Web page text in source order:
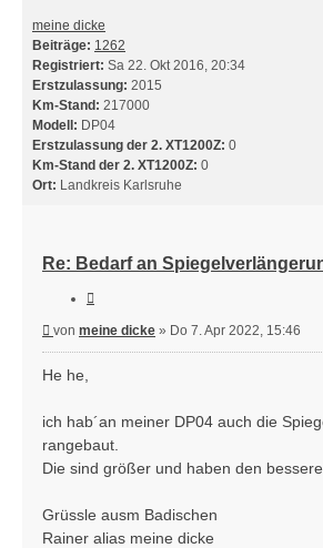
meine dicke
Beiträge: 1262
Registriert: Sa 22. Okt 2016, 20:34
Erstzulassung: 2015
Km-Stand: 217000
Modell: DP04
Erstzulassung der 2. XT1200Z: 0
Km-Stand der 2. XT1200Z: 0
Ort: Landkreis Karlsruhe
Re: Bedarf an
Beitrag
von meine dicke » Do 7. Apr 2022, 15:46
He he,
ich hab´an meiner DP04 auch die
rangebaut.
Die sind größer und haben den
Grüssle ausm Badischen
Rainer alias meine dicke